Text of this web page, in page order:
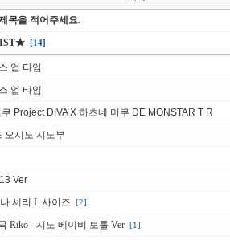
목을 적어주세요.
[14]
업 타임
업 타임
Project DIVA X 하츠네 미쿠 DE MONSTAR T R
오시노 시노부
Ver
셰리 L 사이즈 [2]
Riko - 시노 베이비 보틀 Ver [1]